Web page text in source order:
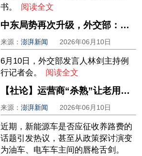
书。
阅读全文
中东局势再次升级，外交部：各方应保持冷静克制，停止激化矛盾
来源：澎湃新闻 2026年06月10日
6月10日，外交部发言人林剑主持例
行记者会。
阅读全文
【社论】运营商“杀熟”让老用户寒心
来源：澎湃新闻 2026年06月10日
近期，新能源车是否应征收养路费的
话题引发热议，甚至从政策探讨演变
为油车、电车车主间的唇枪舌剑。